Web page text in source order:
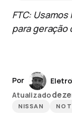
FTC:
para geração
Por
Atualizado
NISSAN